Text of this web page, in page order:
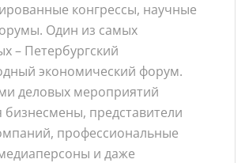
конгрессы, научные
Один из самых
– Петербургский
экономический форум.
деловых мероприятий
бизнесмены, представители
профессиональные
и даже